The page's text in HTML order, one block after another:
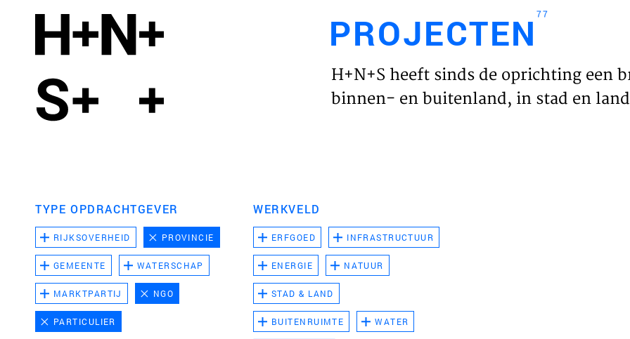
HOME
PROJECTEN 77
H+N+S heeft sinds de oprichting een
binnen- en buitenland, in stad en
TYPE OPDRACHTGEVER
RIJKSOVERHEID PROVINCIE
GEMEENTE WATERSCHAP
MARKTPARTIJ NGO
PARTICULIER
WERKVELD
ERFGOED INFRASTRUCTUUR
ENERGIE NATUUR
STAD & LAND
BUITENRUIMTE WATER